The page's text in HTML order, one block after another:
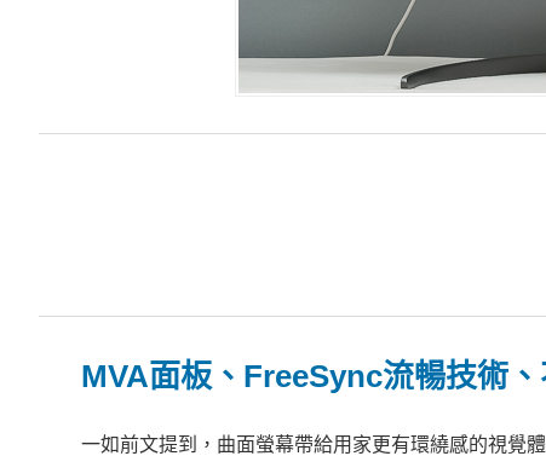
MVA面板、FreeSync流暢技術
一如前文提到，曲面螢幕帶給用家更有環繞感的視覺